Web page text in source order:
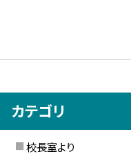
カテゴリ
校長室より